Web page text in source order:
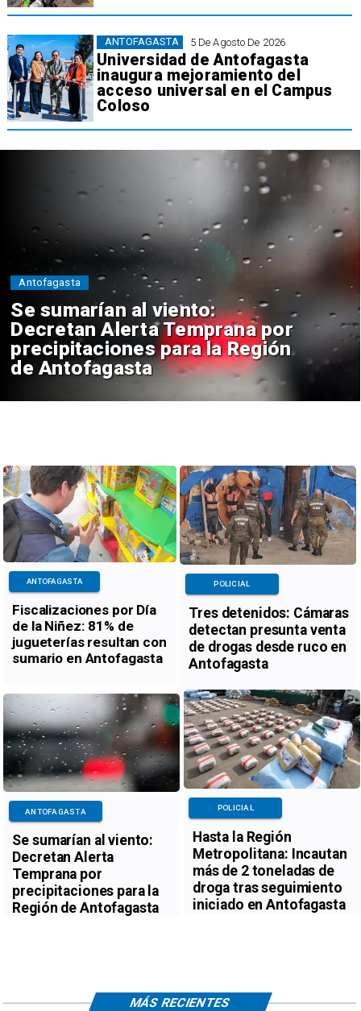
5 De Agosto De 2026
Universidad de Antofagasta
inaugura mejoramiento del
acceso universal en el Campus
Coloso
ANTOFAGASTA
Se sumarían al viento:
Decretan Alerta Temprana por
precipitaciones para la Región
de Antofagasta
Antofagasta
Fiscalizaciones por Día
de la Niñez: 81% de
jugueterías resultan con
sumario en Antofagasta
ANTOFAGASTA
Tres detenidos: Cámaras
detectan presunta venta
de drogas desde ruco en
Antofagasta
POLICIAL
Se sumarían al viento:
Decretan Alerta
Temprana por
precipitaciones para la
Región de Antofagasta
ANTOFAGASTA
Hasta la Región
Metropolitana: Incautan
más de 2 toneladas de
droga tras seguimiento
iniciado en Antofagasta
POLICIAL
MÁS RECIENTES